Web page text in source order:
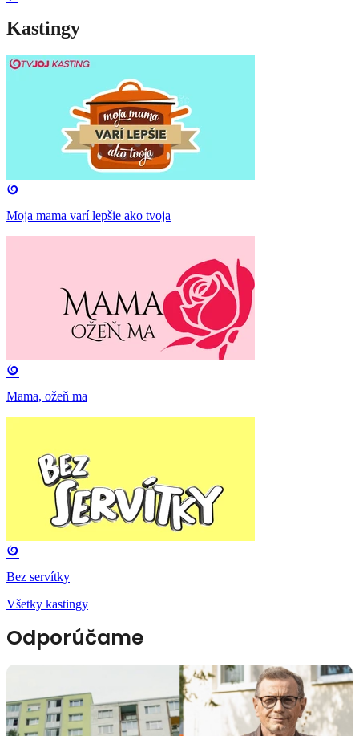
Kastingy
Moja mama varí lepšie ako tvoja
Mama, ožeň ma
Bez servítky
Všetky kastingy
Odporúčame